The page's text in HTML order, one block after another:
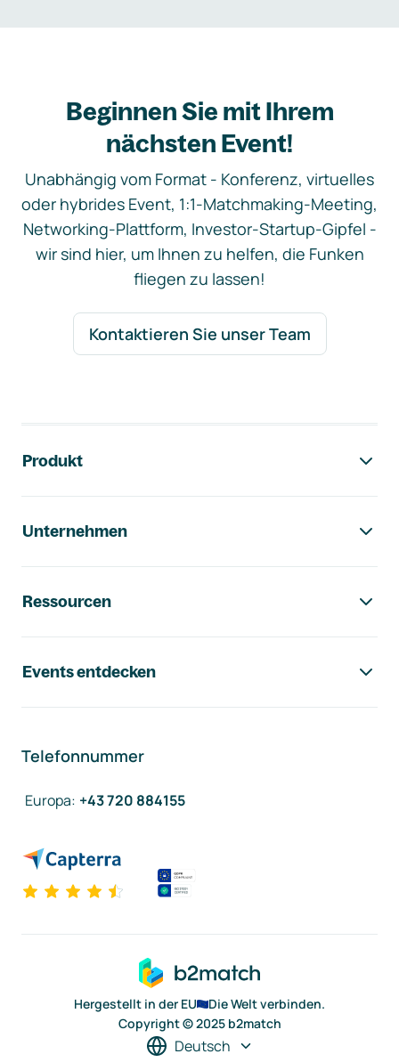
Beginnen Sie mit Ihrem
nächsten Event!
Unabhängig vom Format - Konferenz, virtuelles
oder hybrides Event, 1:1-Matchmaking-Meeting,
Networking-Plattform, Investor-Startup-Gipfel -
wir sind hier, um Ihnen zu helfen, die Funken
fliegen zu lassen!
Kontaktieren Sie unser Team
Produkt
Unternehmen
Ressourcen
Events entdecken
Telefonnummer
Europa: +43 720 884155
Hergestellt in der EU
Die Welt verbinden.
Copyright © 2025 b2match
Deutsch